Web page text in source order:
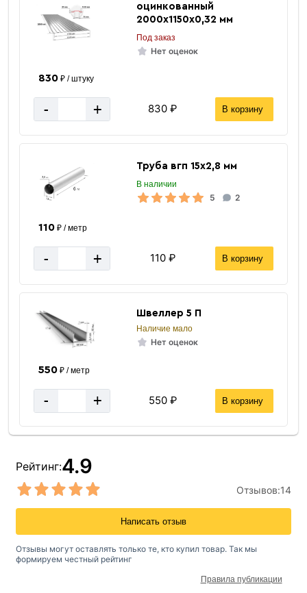
оцинкованный
2000х1150х0,32 мм
Под заказ
Нет оценок
830₽ / штуку
- + 830 ₽ В корзину
Труба вгп 15х2,8 мм
В наличии
5 2
110₽ / метр
- + 110 ₽ В корзину
Швеллер 5 П
Наличие мало
Нет оценок
550₽ / метр
- + 550 ₽ В корзину
Рейтинг:4.9
Отзывов:14
Написать отзыв
Отзывы могут оставлять только те, кто купил товар. Так мы
формируем честный рейтинг
Правила публикации